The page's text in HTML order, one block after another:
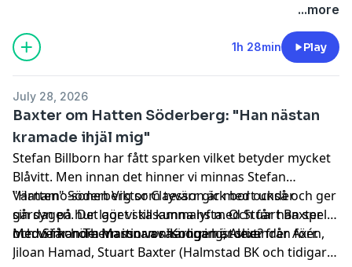
...more
1h 28min Play
July 28, 2026
Baxter om Hatten Söderberg: "Han nästan
kramade ihjäl mig"
Stefan Billborn har fått sparken vilket betyder mycket
Blåvitt. Men innan det hinner vi minnas Stefan
"Hatten" Söderberg som tyvärr gick bort under
gårdagen. Det gör vi tillsammans med Stuart Baxter
och vi får höra massor av härliga historier från förr.
Värnamo-sonen Viktor Claesson är med också och ger
sin syn på hur laget ska kunna lyfta. Och får han spela
med Simon Thern innan säsongen är slut?
Medverkande: Martin von Knorring, Alexander Axén,
Jiloan Hamad, Stuart Baxter (Halmstad BK och tidigare